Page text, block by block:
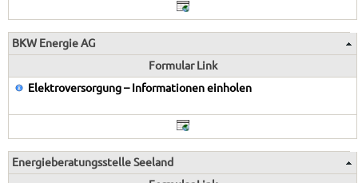
BKW Energie AG
Formular Link
Elektroversorgung – Informationen einholen
Energieberatungsstelle Seeland